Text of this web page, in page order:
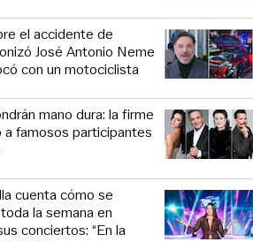
el accidente de
José Antonio Neme
con un motociclista
mano dura: la firme
a famosos participantes
cuenta cómo se
la semana en
conciertos: “En la